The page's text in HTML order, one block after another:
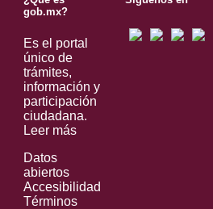
gob.mx?
Es el portal
único de
trámites,
información y
participación
ciudadana.
Leer más
Datos
abiertos
Accesibilidad
Términos